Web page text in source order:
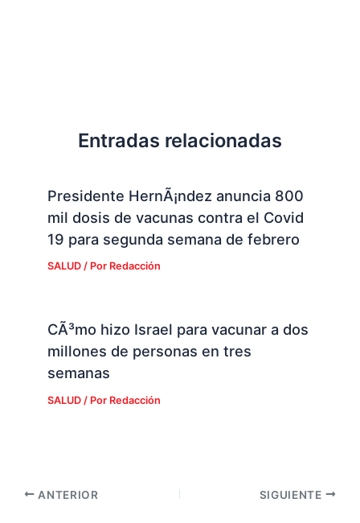
Entradas relacionadas
Presidente HernÃ¡ndez anuncia 800
mil dosis de vacunas contra el Covid
19 para segunda semana de febrero
SALUD/ Por Redacción
CÃ³mo hizo Israel para vacunar a dos
millones de personas en tres
semanas
SALUD/ Por Redacción
ANTERIOR SIGUIENTE